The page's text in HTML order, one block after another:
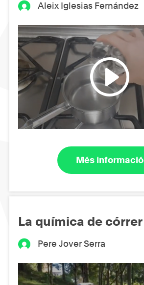
Aleix Iglesias Fernández
Més informació
La química de córrer
Pere Jover Serra